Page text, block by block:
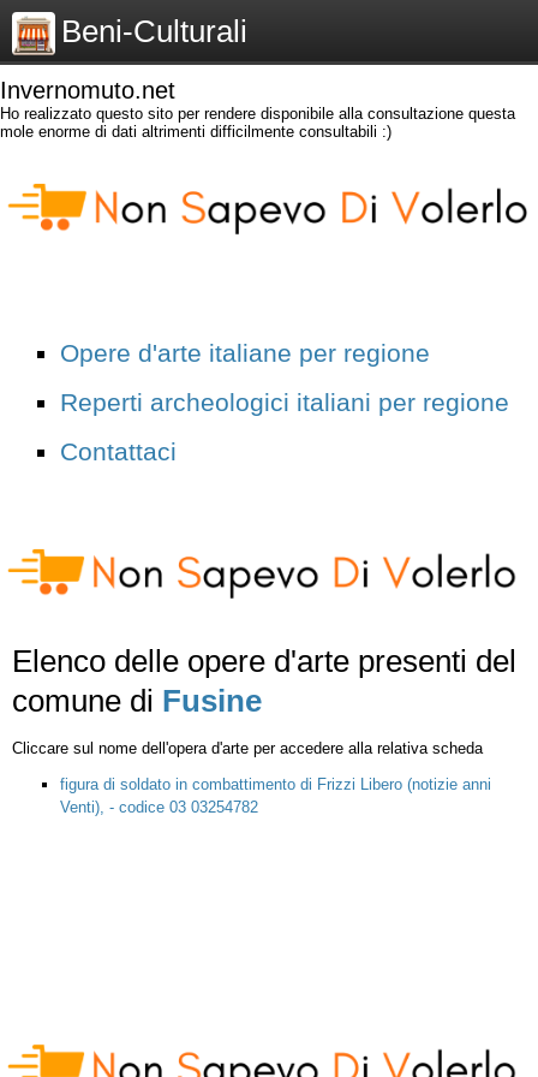
Beni-Culturali
Invernomuto.net
Ho realizzato questo sito per rendere disponibile alla consultazione questa
mole enorme di dati altrimenti difficilmente consultabili :)
Opere d'arte italiane per regione
Reperti archeologici italiani per regione
Contattaci
Elenco delle opere d'arte presenti del
comune di Fusine
Cliccare sul nome dell'opera d'arte per accedere alla relativa scheda
figura di soldato in combattimento di Frizzi Libero (notizie anni
Venti), - codice 03 03254782